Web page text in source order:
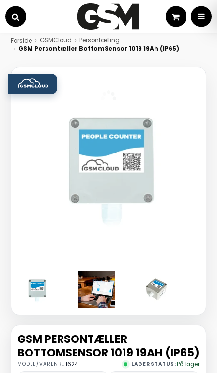
Søg
Kurv
Forside GSMCloud
Persontælling
GSM Persontæller BottomSensor 1019 19Ah (IP65)
GSM PERSONTÆLLER
BOTTOMSENSOR 1019 19AH (IP65)
MODEL/VARENR.:1624 LAGERSTATUS:På lager